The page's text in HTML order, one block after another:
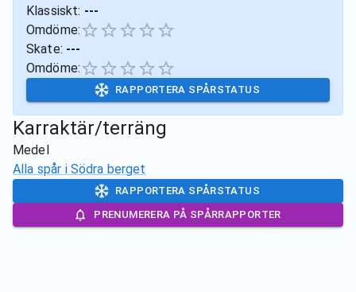
Klassiskt: ---
Omdöme:
Skate: ---
Omdöme:
RAPPORTERA SPÅRSTATUS
Karraktär/terräng
Medel
Alla spår i Södra berget
RAPPORTERA SPÅRSTATUS
PRENUMERERA PÅ SPÅRRAPPORTER